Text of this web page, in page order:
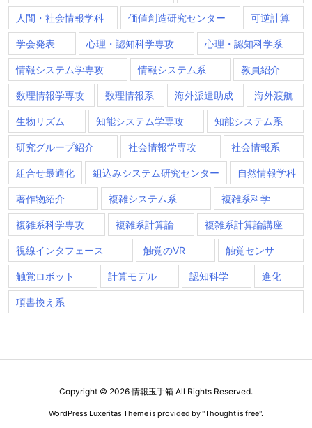
人間・社会情報学科 価値創造研究センター 可逆計算
学会発表 心理・認知科学専攻 心理・認知科学系
情報システム学専攻 情報システム系 教員紹介
数理情報学専攻 数理情報系 海外派遣助成 海外渡航
生物リズム 知能システム学専攻 知能システム系
研究グループ紹介 社会情報学専攻 社会情報系
組合せ最適化 組込みシステム研究センター 自然情報学科
著作物紹介 複雑システム系 複雑系科学
複雑系科学専攻 複雑系計算論 複雑系計算論講座
視線インタフェース 触覚のVR 触覚センサ
触覚ロボット 計算モデル 認知科学 進化
項書換え系
Copyright © 2026 情報玉手箱 All Rights Reserved.
WordPress Luxeritas Theme is provided by "Thought is free".